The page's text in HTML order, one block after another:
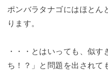
ポンバラタナゴにはほとん
ります。
・・・とはいっても、似
ち！？」と問題を出されて